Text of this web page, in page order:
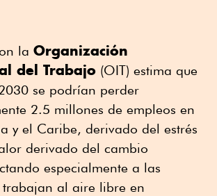
la Organización
del Trabajo (OIT) estima que
se podrían perder
2.5 millones de empleos en
y el Caribe, derivado del estrés
derivado del cambio
especialmente a las
trabajan al aire libre en